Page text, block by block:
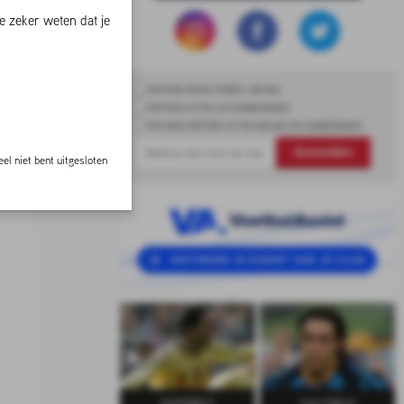
Aanmelden
zeker weten dat je
niet bent uitgesloten